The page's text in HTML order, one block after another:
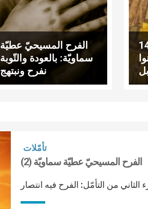
الفرح المسيحيّ عطيّة
سماويّة: بالعودة والتّوبة
نفرح ونبتهج
الثلاثاء 14
تأمّلات
الفرح المسيحيّ عطيّة سماويّة (2)
الثاني من التأمّل: الفرح فيه انتصار